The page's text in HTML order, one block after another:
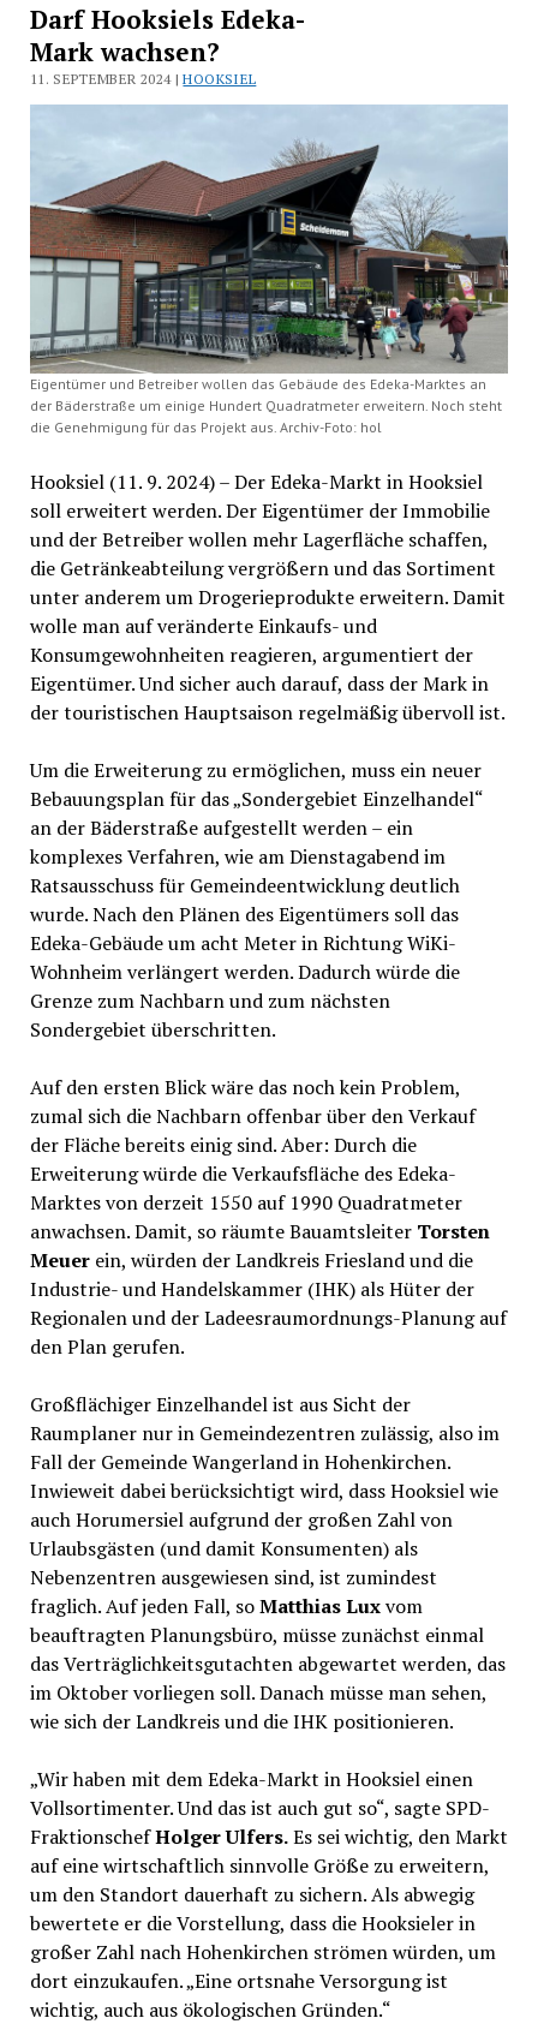
Darf Hooksiels Edeka-
Mark wachsen?
11. SEPTEMBER 2024 |HOOKSIEL
Eigentümer und Betreiber wollen das Gebäude des Edeka-Marktes an
der Bäderstraße um einige Hundert Quadratmeter erweitern. Noch steht
die Genehmigung für das Projekt aus. Archiv-Foto: hol
Hooksiel (11. 9. 2024) – Der Edeka-Markt in Hooksiel
soll erweitert werden. Der Eigentümer der Immobilie
und der Betreiber wollen mehr Lagerfläche schaffen,
die Getränkeabteilung vergrößern und das Sortiment
unter anderem um Drogerieprodukte erweitern. Damit
wolle man auf veränderte Einkaufs- und
Konsumgewohnheiten reagieren, argumentiert der
Eigentümer. Und sicher auch darauf, dass der Mark in
der touristischen Hauptsaison regelmäßig übervoll ist.
Um die Erweiterung zu ermöglichen, muss ein neuer
Bebauungsplan für das „Sondergebiet Einzelhandel“
an der Bäderstraße aufgestellt werden – ein
komplexes Verfahren, wie am Dienstagabend im
Ratsausschuss für Gemeindeentwicklung deutlich
wurde. Nach den Plänen des Eigentümers soll das
Edeka-Gebäude um acht Meter in Richtung WiKi-
Wohnheim verlängert werden. Dadurch würde die
Grenze zum Nachbarn und zum nächsten
Sondergebiet überschritten.
Auf den ersten Blick wäre das noch kein Problem,
zumal sich die Nachbarn offenbar über den Verkauf
der Fläche bereits einig sind. Aber: Durch die
Erweiterung würde die Verkaufsfläche des Edeka-
Marktes von derzeit 1550 auf 1990 Quadratmeter
anwachsen. Damit, so räumte BauamtsleiterTorsten
Meuer ein, würden der Landkreis Friesland und die
Industrie- und Handelskammer (IHK) als Hüter der
Regionalen und der Ladeesraumordnungs-Planung auf
den Plan gerufen.
Großflächiger Einzelhandel ist aus Sicht der
Raumplaner nur in Gemeindezentren zulässig, also im
Fall der Gemeinde Wangerland in Hohenkirchen.
Inwieweit dabei berücksichtigt wird, dass Hooksiel wie
auch Horumersiel aufgrund der großen Zahl von
Urlaubsgästen (und damit Konsumenten) als
Nebenzentren ausgewiesen sind, ist zumindest
fraglich. Auf jeden Fall, soMatthias Luxvom
beauftragten Planungsbüro, müsse zunächst einmal
das Verträglichkeitsgutachten abgewartet werden, das
im Oktober vorliegen soll. Danach müsse man sehen,
wie sich der Landkreis und die IHK positionieren.
„Wir haben mit dem Edeka-Markt in Hooksiel einen
Vollsortimenter. Und das ist auch gut so“, sagte SPD-
FraktionschefHolger Ulfers.Es sei wichtig, den Markt
auf eine wirtschaftlich sinnvolle Größe zu erweitern,
um den Standort dauerhaft zu sichern. Als abwegig
bewertete er die Vorstellung, dass die Hooksieler in
großer Zahl nach Hohenkirchen strömen würden, um
dort einzukaufen. „Eine ortsnahe Versorgung ist
wichtig, auch aus ökologischen Gründen.“